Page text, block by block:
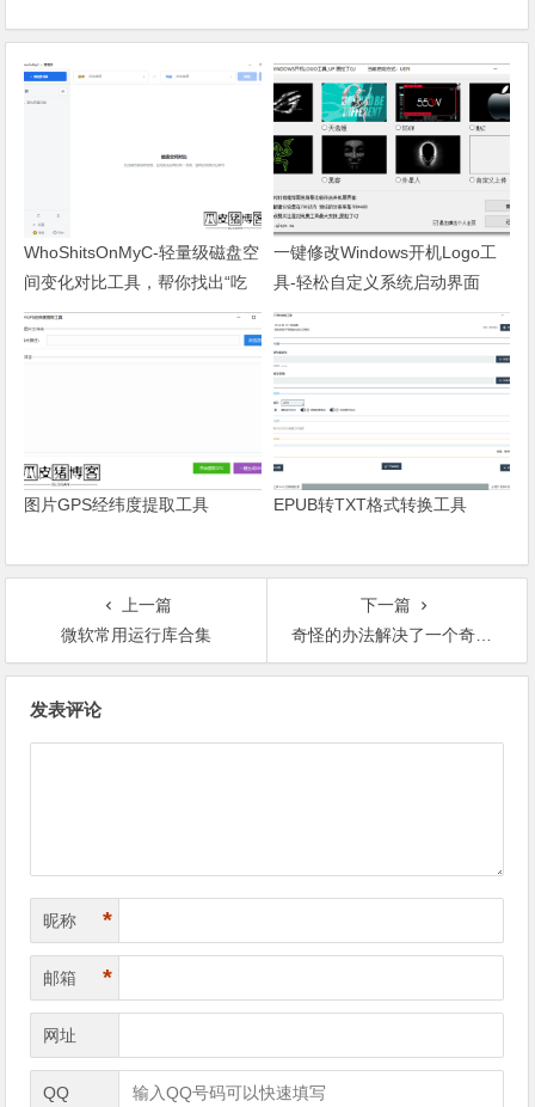
WhoShitsOnMyC-轻量级磁盘空
间变化对比工具，帮你找出“吃
掉”空间的罪魁祸首
一键修改Windows开机Logo工
具-轻松自定义系统启动界面
图片GPS经纬度提取工具 EPUB转TXT格式转换工具
上一篇
微软常用运行库合集
下一篇
奇怪的办法解决了一个奇怪的问题-电脑使用日记
发表评论
昵称 *
邮箱 *
网址
QQ